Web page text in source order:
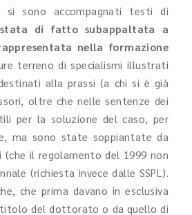
si sono accompagnati testi di
di fatto subappaltata a
nella formazione
terreno di specialismi illustrati
alla prassi (a chi si è già
oltre che nelle sentenze dei
per la soluzione del caso, per
ma sono state soppiantate da
il regolamento del 1999 non
(richiesta invece dalle SSPL).
che prima davano in esclusiva
del dottorato o da quello di